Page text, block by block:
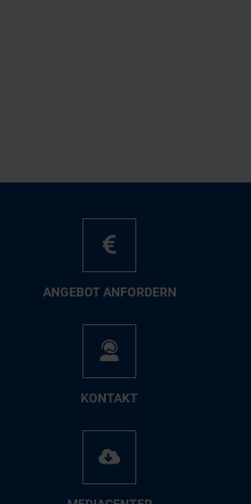
AN­GE­BOT AN­FOR­DERN
KON­TAKT